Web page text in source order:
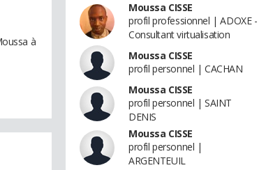
à
Moussa CISSE
profil professionnel | ADOXE -
Consultant virtualisation
Moussa CISSE
profil personnel | CACHAN
Moussa CISSE
profil personnel | SAINT
DENIS
Moussa CISSE
profil personnel |
ARGENTEUIL